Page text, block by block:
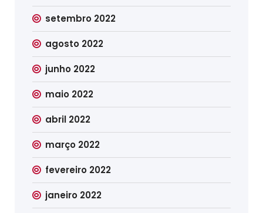
setembro 2022
agosto 2022
junho 2022
maio 2022
abril 2022
março 2022
fevereiro 2022
janeiro 2022